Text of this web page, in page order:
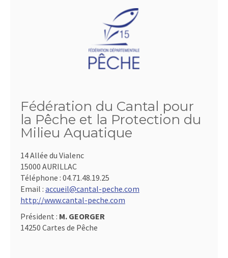
Fédération du Cantal pour
la Pêche et la Protection du
Milieu Aquatique
14 Allée du Vialenc
15000 AURILLAC
Téléphone : 04.71.48.19.25
Email : accueil@cantal-peche.com
http://www.cantal-peche.com
Président : M. GEORGER
14250 Cartes de Pêche